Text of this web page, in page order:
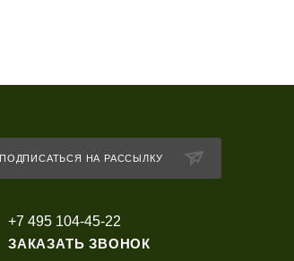
ПОДПИСАТЬСЯ НА РАССЫЛКУ
+7 495 104-45-22
ЗАКАЗАТЬ ЗВОНОК